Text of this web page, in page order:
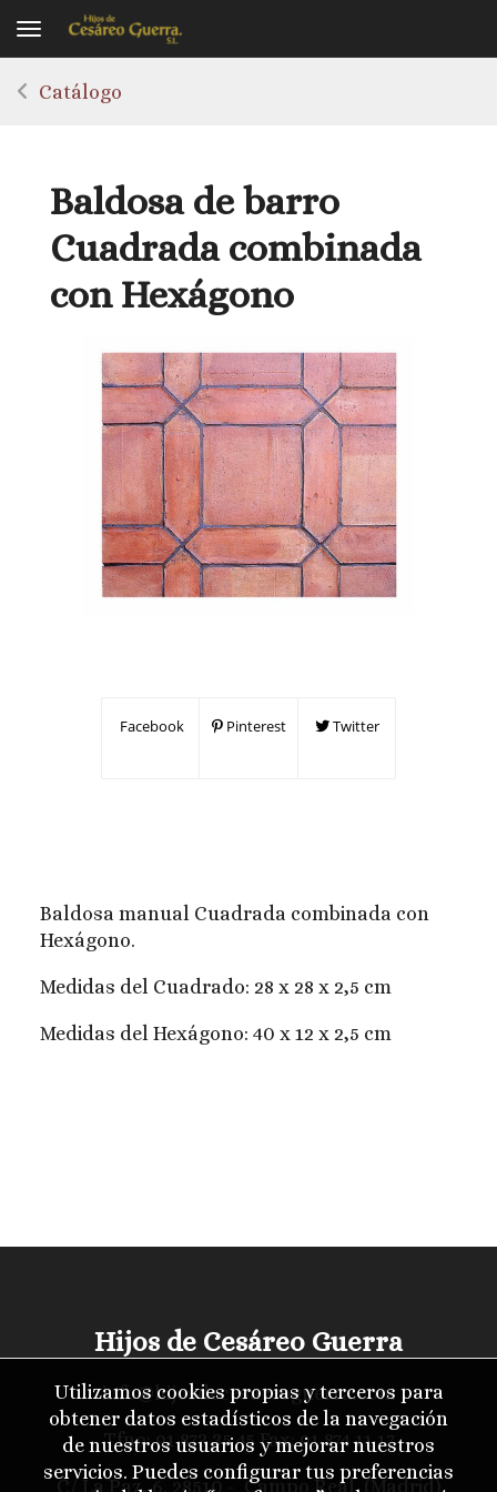
Toggle navigation
Catálogo
Baldosa de barro
Cuadrada combinada
con Hexágono
Facebook Pinterest Twitter
Baldosa manual Cuadrada combinada con
Hexágono.
Medidas del Cuadrado: 28 x 28 x 2,5 cm
Medidas del Hexágono: 40 x 12 x 2,5 cm
Hijos de Cesáreo Guerra
info@hijosdecesareoguerra.com
Tfno:91 873 35 45 Fax: 91 874 11 17
C/ La Paz, 6. 28510 - Campo Real (Madrid)
Utilizamos cookies propias y terceros para
obtener datos estadísticos de la navegación
de nuestros usuarios y mejorar nuestros
servicios. Puedes configurar tus preferencias